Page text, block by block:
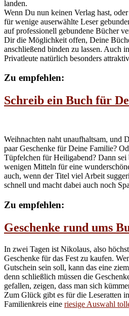
landen.
Wenn Du nun keinen Verlag hast,
für wenige auserwählte Leser
auf professionell gebundene Bücher
Dir die Möglichkeit offen, Deine
anschließend binden zu lassen. Auch
Privatleute natürlich besonders
Zu empfehlen:
Schreib ein Buch für
Weihnachten naht unaufhaltsam, und
paar Geschenke für Deine Familie?
Tüpfelchen für Heiligabend? Dann
wenigen Mitteln für eine
auch, wenn der Titel viel Arbeit
schnell und macht dabei auch noch
Zu empfehlen:
Geschenke rund ums
In zwei Tagen ist Nikolaus, also
Geschenke für das Fest zu kaufen.
Gutschein sein soll, kann das eine
denn schließlich müssen die
gefallen, zeigen, dass man sich
Zum Glück gibt es für die Leseratten
Familienkreis eine riesige Auswahl